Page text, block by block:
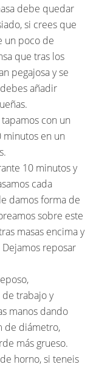
debe quedar
si crees que
un poco de
que tras los
pegajosa y se
añadir
con un
minutos en un
10 minutos y
cada
damos forma de
sobre este
masas encima y
reposar
trabajo y
manos dando
de diámetro,
más grueso.
horno, si teneis